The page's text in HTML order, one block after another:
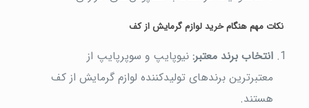
نکات مهم هنگام خرید لوازم گرمایش از کف
انتخاب برند معتبر:نیوپایپ و سوپرپایپ از
معتبرترین برندهای تولیدکننده لوازم گرمایش از کف
هستند.